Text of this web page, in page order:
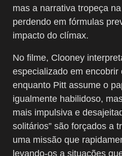
mas a narrativa tropeça
perdendo em fórmulas
impacto do clímax.
No filme, Clooney
especializado em encobrir
enquanto Pitt assume o
igualmente habilidoso,
mais impulsiva e
solitários” são forçados a
uma missão que
levando-os a situações